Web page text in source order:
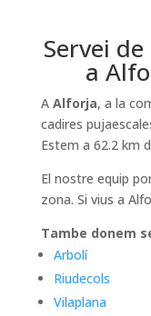
Servei
a
A Alforja, a la
cadires
Estem a 62.2 km
El nostre equip
zona. Si vius a
Tambe donem
Arbolí
Riudecols
Vilaplana